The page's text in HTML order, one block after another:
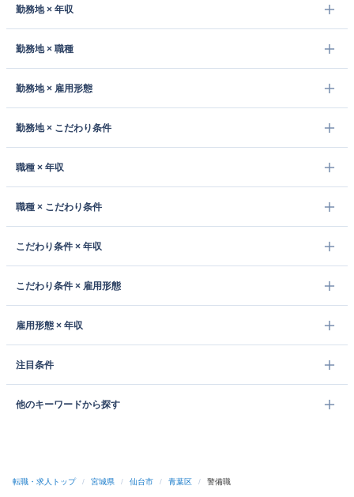
勤務地 × 年収
勤務地 × 職種
勤務地 × 雇用形態
勤務地 × こだわり条件
職種 × 年収
職種 × こだわり条件
こだわり条件 × 年収
こだわり条件 × 雇用形態
雇用形態 × 年収
注目条件
他のキーワードから探す
転職・求人トップ / 宮城県 / 仙台市 / 青葉区 / 警備職